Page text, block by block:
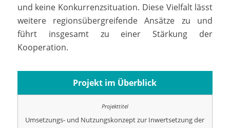
und keine Konkurrenzsituation. Diese Vielfalt lässt
weitere regionsübergreifende Ansätze zu und
führt insgesamt zu einer Stärkung der
Kooperation.
Projekt im Überblick
Umsetzungs- und Nutzungskonzept zur Inwertsetzung der